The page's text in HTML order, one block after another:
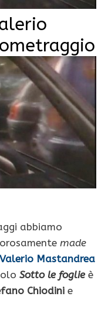
abbiamo
made
Valerio Mastandrea
Sotto le foglieè
Chiodini e